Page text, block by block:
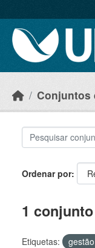
Conjuntos
Ordenar por
1
Etiquetas: gestão